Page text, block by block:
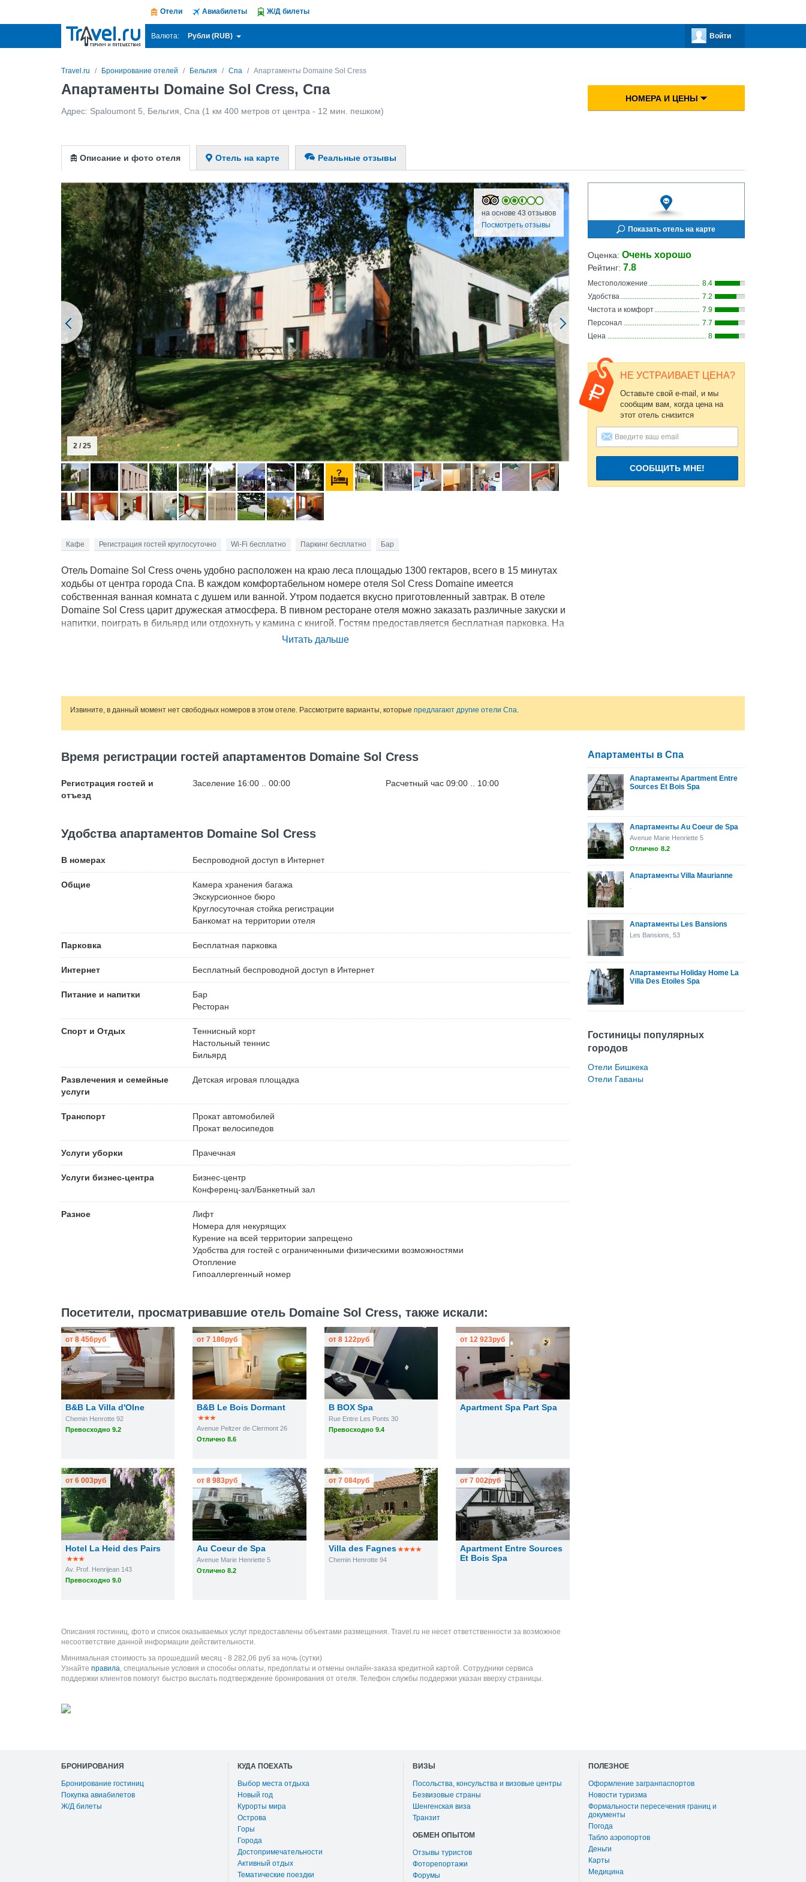
Отели Авиабилеты Ж/Д билеты
Валюта: Рубли (RUB) Войти
Travel.ru Бронирование отелей Бельгия Спа Апартаменты Domaine Sol Cress
Апартаменты Domaine Sol Cress, Спа
Адрес: Spaloumont 5 Бельгия Спа (1 км 400 метров от центра - 12 мин. пешком)
НОМЕРА И ЦЕНЫ
Описание и фото отеля Отель на карте Реальные отзывы
на основе 43 отзывов
Посмотреть отзывы
3 / 25
Кафе Регистрация гостей круглосуточно Wi-Fi бесплатно Паркинг бесплатно Бар
Отель Domaine Sol Cress очень удобно расположен на краю леса площадью 1300 гектаров, всего в 15 минутах
ходьбы от центра города Спа. В каждом комфортабельном номере отеля Sol Cress Domaine имеется
собственная ванная комната с душем или ванной. Утром подается вкусно приготовленный завтрак. В отеле
Domaine Sol Cress царит дружеская атмосфера. В пивном ресторане отеля можно заказать различные закуски и
напитки, поиграть в бильярд или отдохнуть у камина с книгой. Гостям предоставляется бесплатная парковка. На
территории отеля Domaine Sol Cress оборудованы детская игровая площадка, теннисный корт и площадки для
Читать дальше
Показать отель на карте
Оценка: Очень хорошо
Рейтинг: 7.8
Местоположение
8.4
Удобства
7.2
Чистота и комфорт
7.9
Персонал
7.7
Цена
8
НЕ УСТРАИВАЕТ ЦЕНА?
Оставьте свой e-mail, и мы
сообщим вам, когда цена на
этот отель снизится
СООБЩИТЬ МНЕ!
Извините, в данный момент нет свободных номеров в этом отеле. Рассмотрите варианты, которые предлагают другие отели Спа.
Время регистрации гостей апартаментов Domaine Sol Cress
Регистрация гостей и
отъезд
Заселение 16:00 .. 00:00 Расчетный час 09:00 .. 10:00
Удобства апартаментов Domaine Sol Cress
В номерах Беспроводной доступ в Интернет
Общие
Камера хранения багажа
Экскурсионное бюро
Круглосуточная стойка регистрации
Банкомат на территории отеля
Парковка Бесплатная парковка
Интернет Бесплатный беспроводной доступ в Интернет
Питание и напитки
Бар
Ресторан
Спорт и Отдых
Теннисный корт
Настольный теннис
Бильярд
Развлечения и семейные
услуги
Детская игровая площадка
Транспорт
Прокат автомобилей
Прокат велосипедов
Услуги уборки Прачечная
Услуги бизнес-центра
Бизнес-центр
Конференц-зал/Банкетный зал
Разное
Лифт
Номера для некурящих
Курение на всей территории запрещено
Удобства для гостей с ограниченными физическими возможностями
Отопление
Гипоаллергенный номер
Посетители, просматривавшие отель Domaine Sol Cress, также искали:
B&B La Villa d'Olne
Chemin Henrotte 92
Превосходно 9.2
от 8 456руб
B&B Le Bois Dormant
Avenue Peltzer de Clermont 26
Отлично 8.6
от7 186руб
B BOX Spa
Rue Entre Les Ponts 30
Превосходно 9.4
от 8 122руб
Apartment Spa Part Spa
от12 923руб
Hotel La Heid des Pairs
Av. Prof. Henrijean 143
Превосходно 9.0
от 6 003руб
Au Coeur de Spa
Avenue Marie Henriette 5
Отлично 8.2
от8 983руб
Villa des Fagnes
Chemin Henrotte 94
от 7 084руб
Apartment Entre Sources
Et Bois Spa
от7 002руб
Описания гостиниц, фото и список оказываемых услуг предоставлены объектами размещения. Travel.ru не несет ответственности за возможное
несоответствие данной информации действительности.
Минимальная стоимость за прошедший месяц - 8 282,06 руб за ночь (сутки)
Узнайте правила, специальные условия и способы оплаты, предоплаты и отмены онлайн-заказа кредитной картой. Сотрудники сервиса
поддержки клиентов помогут быстро выслать подтверждение бронирования от отеля. Телефон службы поддержки указан вверху страницы.
Апартаменты в Спа
Апартаменты Apartment Entre
Sources Et Bois Spa
Апартаменты Au Coeur de Spa
Avenue Marie Henriette 5
Отлично 8.2
Апартаменты Villa Maurianne
Апартаменты Les Bansions
Les Bansions, 53
Апартаменты Holiday Home La
Villa Des Etoiles Spa
Гостиницы популярных
городов
Отели Бишкека
Отели Гаваны
БРОНИРОВАНИЯ
Бронирование гостиниц
Покупка авиабилетов
Ж/Д билеты
КУДА ПОЕХАТЬ
Выбор места отдыха
Новый год
Курорты мира
Острова
Горы
Города
Достопримечательности
Активный отдых
Тематические поездки
ВИЗЫ
Посольства, консульства и визовые центры
Безвизовые страны
Шенгенская виза
Транзит
ОБМЕН ОПЫТОМ
Отзывы туристов
Фоторепортажи
Форумы
ПОЛЕЗНОЕ
Оформление загранпаспортов
Новости туризма
Формальности пересечения границ и
документы
Погода
Табло аэропортов
Деньги
Карты
Медицина